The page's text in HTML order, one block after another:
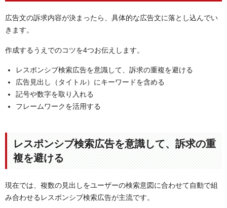
広告文の訴求内容が決まったら、具体的な広告文に落とし込んでい
きます。
作成するうえでのコツを4つお伝えします。
レスポンシブ検索広告を意識して、訴求の重複を避ける
広告見出し（タイトル）にキーワードを含める
記号や数字を取り入れる
フレームワークを活用する
レスポンシブ検索広告を意識して、訴求の重
複を避ける
現在では、複数の見出しをユーザーの検索意図に合わせて自動で組
み合わせるレスポンシブ検索広告が主流です。